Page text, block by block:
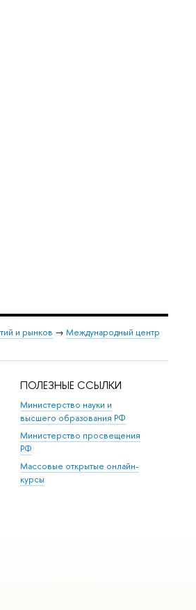
и рынков → Международный центр
ПОЛЕЗНЫЕ ССЫЛКИ
Министерство науки и
высшего образования РФ
Министерство просвещения
РФ
Массовые открытые онлайн-
курсы